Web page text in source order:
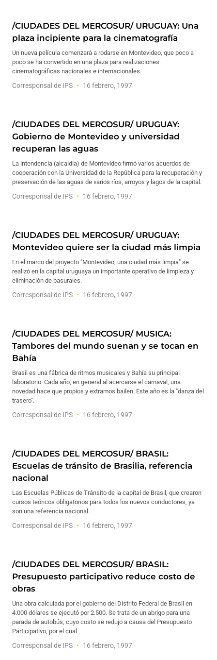
/CIUDADES DEL MERCOSUR/ URUGUAY: Una
plaza incipiente para la cinematografía
Un nueva película comenzará a rodarse en Montevideo, que poco a
poco se ha convertido en una plaza para realizaciones
cinematográficas nacionales e internacionales.
Corresponsal de IPS 16 febrero, 1997
/CIUDADES DEL MERCOSUR/ URUGUAY:
Gobierno de Montevideo y universidad
recuperan las aguas
La intendencia (alcaldía) de Montevideo firmó varios acuerdos de
cooperación con la Universidad de la República para la recuperación y
preservación de las aguas de varios ríos, arroyos y lagos de la capital.
Corresponsal de IPS 16 febrero, 1997
/CIUDADES DEL MERCOSUR/ URUGUAY:
Montevideo quiere ser la ciudad más limpia
En el marco del proyecto "Montevideo, una ciudad más limpia" se
realizó en la capital uruguaya un importante operativo de limpieza y
eliminación de basurales.
Corresponsal de IPS 16 febrero, 1997
/CIUDADES DEL MERCOSUR/ MUSICA:
Tambores del mundo suenan y se tocan en
Bahía
Brasil es una fábrica de ritmos musicales y Bahía su principal
laboratorio. Cada año, en general al acercarse el carnaval, una
novedad hace que propios y extramos bailen. Este año es la "danza del
trasero".
Corresponsal de IPS 16 febrero, 1997
/CIUDADES DEL MERCOSUR/ BRASIL:
Escuelas de tránsito de Brasilia, referencia
nacional
Las Escuelas Públicas de Tránsito de la capital de Brasil, que crearon
cursos teóricos obligatorios para todos los nuevos conductores, ya
son una referencia nacional.
Corresponsal de IPS 16 febrero, 1997
/CIUDADES DEL MERCOSUR/ BRASIL:
Presupuesto participativo reduce costo de
obras
Una obra calculada por el gobierno del Distrito Federal de Brasil en
4.000 dólares se ejecutó por 2.500. Se trata de un abrigo para una
parada de autobús, cuyo costo se redujo a causa del Presupuesto
Participativo, por el cual
Corresponsal de IPS 16 febrero, 1997